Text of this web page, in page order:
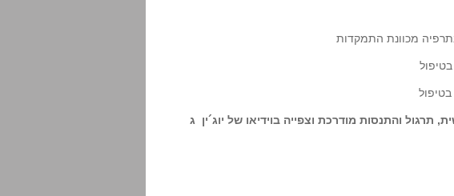
תרגול והתנסות מודרכת וצפייה בוידיאו של יוג´ין ג